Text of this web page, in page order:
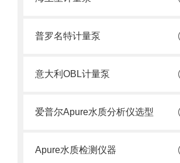
普罗名特计量泵
意大利OBL计量泵
爱普尔Apure水质分析仪选型
Apure水质检测仪器